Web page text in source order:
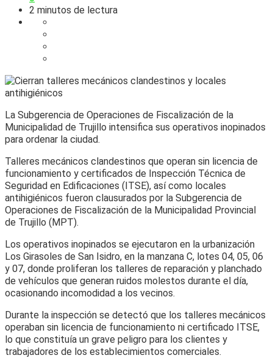
2 minutos de lectura
La Subgerencia de Operaciones de Fiscalización de la
Municipalidad de Trujillo intensifica sus operativos inopinados
para ordenar la ciudad.
Talleres mecánicos clandestinos que operan sin licencia de
funcionamiento y certificados de Inspección Técnica de
Seguridad en Edificaciones (ITSE), así como locales
antihigiénicos fueron clausurados por la Subgerencia de
Operaciones de Fiscalización de la Municipalidad Provincial
de Trujillo (MPT).
Los operativos inopinados se ejecutaron en la urbanización
Los Girasoles de San Isidro, en la manzana C, lotes 04, 05, 06
y 07, donde proliferan los talleres de reparación y planchado
de vehículos que generan ruidos molestos durante el día,
ocasionando incomodidad a los vecinos.
Durante la inspección se detectó que los talleres mecánicos
operaban sin licencia de funcionamiento ni certificado ITSE,
lo que constituía un grave peligro para los clientes y
trabajadores de los establecimientos comerciales.